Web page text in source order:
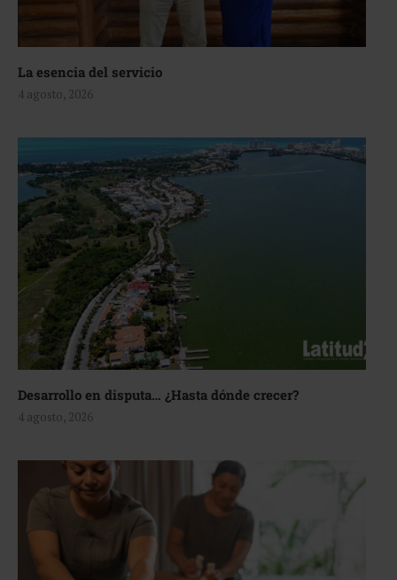
La esencia del servicio
4 agosto, 2026
Desarrollo en disputa… ¿Hasta dónde crecer?
4 agosto, 2026